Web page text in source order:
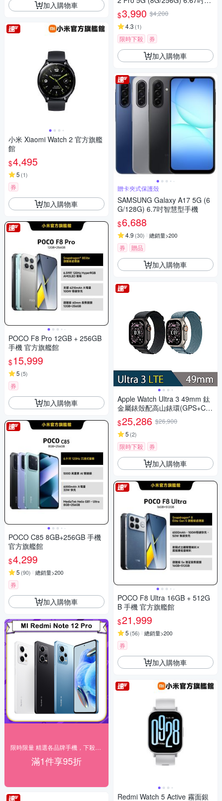
加入購物車
小米 Xiaomi Watch 2 官方旗艦
館
$4,495
5 (1)
券
加入購物車
POCO F8 Pro 12GB + 256GB
手機 官方旗艦館
$15,999
5 (5)
券
加入購物車
POCO C85 8GB+256GB 手機
官方旗艦館
$4,299
5 (90) 總銷量>200
券
加入購物車
滿1件享95折
慧型手機(8成新)
$3,990 $4,200
4.3 (1)
限時下殺 券
加入購物車
贈卡夾式保護殼
SAMSUNG Galaxy A17 5G (6
G/128G) 6.7吋智慧型手機
$6,688
4.9 (30) 總銷量>200
券 贈品
加入購物車
Apple Watch Ultra 3 49mm 鈦
金屬錶殼配高山錶環(GPS+Cell
ular)智慧手錶
$25,286 $26,900
5 (2)
限時下殺 券
加入購物車
POCO F8 Ultra 16GB + 512G
B 手機 官方旗艦館
$21,999
5 (56) 總銷量>200
券
加入購物車
Redmi Watch 5 Active 霧面銀